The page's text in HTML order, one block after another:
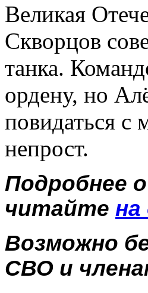
Великая
Скворцов
танка.
ордену, но
повидаться с
непрост.
Подробнее
читайте
Возможно
СВО и